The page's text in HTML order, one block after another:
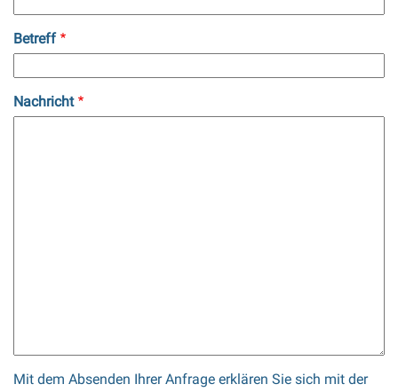
Betreff
Nachricht
Mit dem Absenden Ihrer Anfrage erklären Sie sich mit der